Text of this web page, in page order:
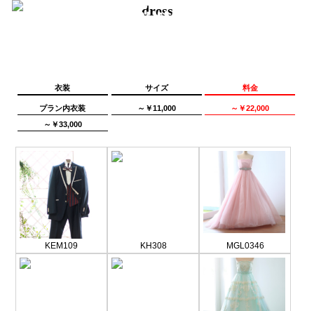
dress
衣装 サイズ 料金
プラン内衣装 ～￥11,000
～￥22,000
～￥33,000
KEM109 KH308 MGL0346